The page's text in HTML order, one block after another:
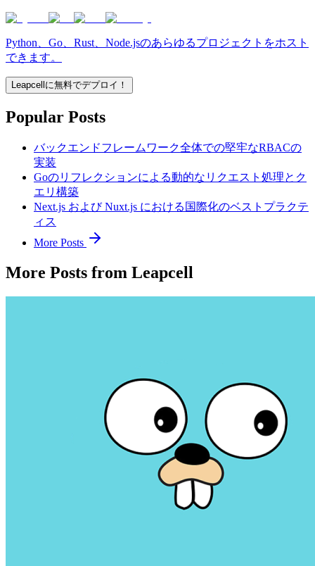
Python、Go、Rust、Node.jsのあらゆるプロジェクトをホスト
できます。
Leapcellに無料でデプロイ！
Popular Posts
バックエンドフレームワーク全体での堅牢なRBACの
実装
Goのリフレクションによる動的なリクエスト処理とク
エリ構築
Next.js および Nuxt.js における国際化のベストプラクテ
ィス
More Posts
More Posts from Leapcell